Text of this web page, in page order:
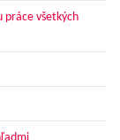
práce všetkých